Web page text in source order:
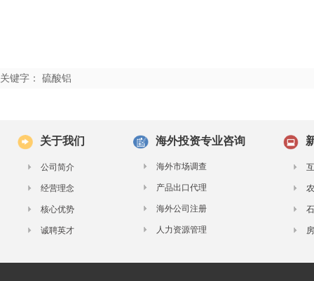
关键字： 硫酸铝
关于我们
公司简介
经营理念
核心优势
诚聘英才
海外投资专业咨询
海外市场调查
产品出口代理
海外公司注册
人力资源管理